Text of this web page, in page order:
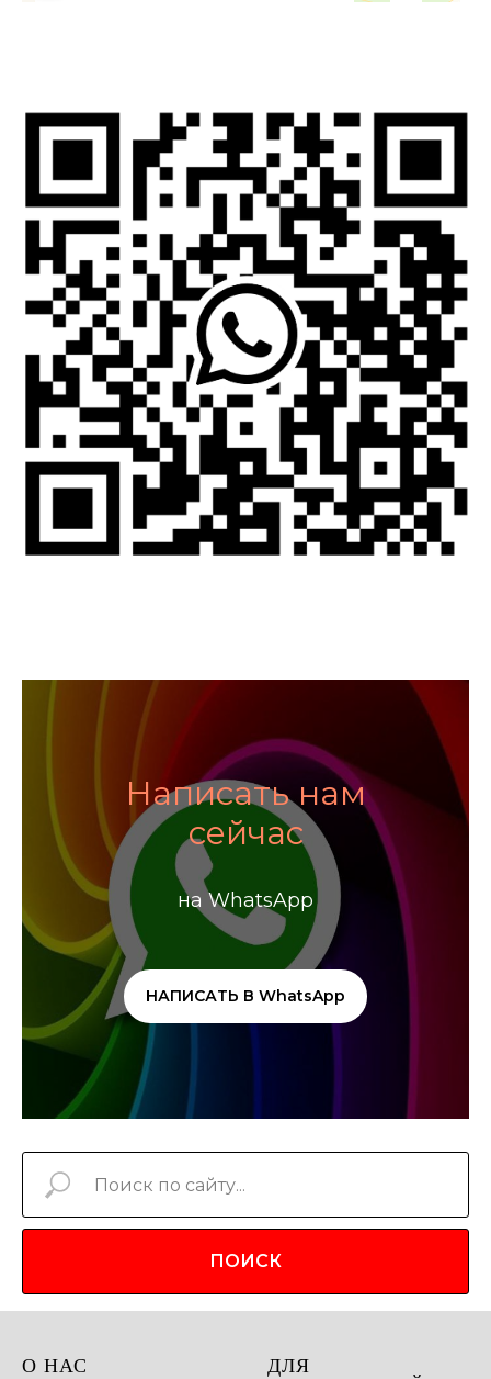
Написать нам
сейчас
на WhatsApp
НАПИСАТЬ В WhatsApp
ПОИСК
О НАС ДЛЯ